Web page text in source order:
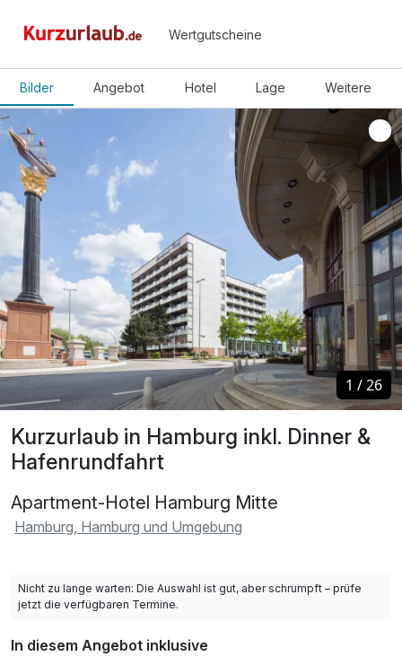
Wertgutscheine
Bilder Angebot Hotel Lage Weitere
Kurzurlaub in Hamburg inkl. Dinner &
Hafenrundfahrt
Apartment-Hotel Hamburg Mitte
Hamburg, Hamburg und Umgebung
1 /26
1 /26
Nicht zu lange warten: Die Auswahl ist gut, aber schrumpft – prüfe
jetzt die verfügbaren Termine.
In diesem Angebot inklusive